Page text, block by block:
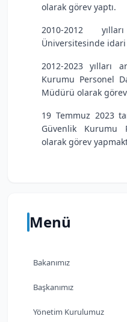
Menü
Bakanımız
Başkanımız
Yönetim Kurulumuz
olarak görev yaptı.
2010-2012
Üniversitesinde
2012-2023 yılları
Kurumu Personel
Müdürü olarak görev
19 Temmuz 2023
Güvenlik Kurumu
olarak görev